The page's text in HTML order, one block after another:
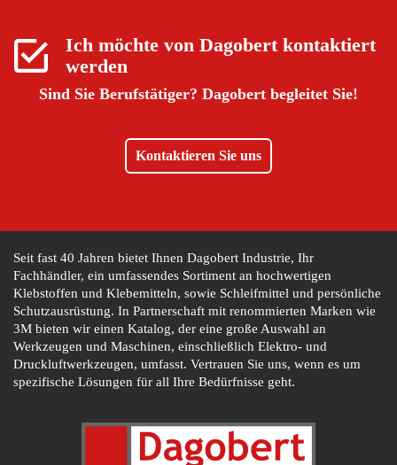
Ich möchte von Dagobertkontaktiert
werden
Sind Sie Berufstätiger? Dagobert begleitet Sie!
Kontaktieren Sie uns
Seit fast 40 Jahren bietet Ihnen Dagobert Industrie, Ihr
Fachhändler, ein umfassendes Sortiment an hochwertigen
Klebstoffen und Klebemitteln, sowie Schleifmittel und persönliche
Schutzausrüstung. In Partnerschaft mit renommierten Marken wie
3M bieten wir einen Katalog, der eine große Auswahl an
Werkzeugen und Maschinen, einschließlich Elektro- und
Druckluftwerkzeugen, umfasst. Vertrauen Sie uns, wenn es um
spezifische Lösungen für all Ihre Bedürfnisse geht.